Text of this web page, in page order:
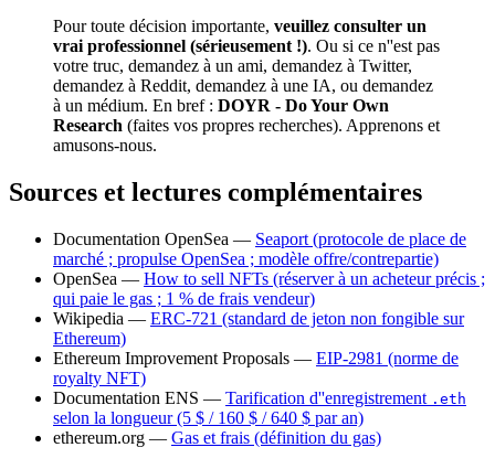
Pour toute décision importante, veuillez consulter un
vrai professionnel (sérieusement !). Ou si ce n''est pas
votre truc, demandez à un ami, demandez à Twitter,
demandez à Reddit, demandez à une IA, ou demandez
à un médium. En bref : DOYR - Do Your Own
Research (faites vos propres recherches). Apprenons et
amusons-nous.
Sources et lectures complémentaires
Documentation OpenSea — Seaport (protocole de place de
marché ; propulse OpenSea ; modèle offre/contrepartie)
OpenSea — How to sell NFTs (réserver à un acheteur précis ;
qui paie le gas ; 1 % de frais vendeur)
Wikipedia — ERC-721 (standard de jeton non fongible sur
Ethereum)
Ethereum Improvement Proposals — EIP-2981 (norme de
royalty NFT)
Documentation ENS — Tarification d''enregistrement .eth
selon la longueur (5 $ / 160 $ / 640 $ par an)
ethereum.org — Gas et frais (définition du gas)